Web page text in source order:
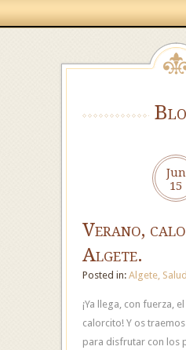
Jun
15
Verano,
Algete.
Posted in: Algete, Salud
¡Ya llega, con fuerza,
calorcito! Y os
para disfrutar con los